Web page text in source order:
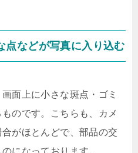
点などが写真に入り込む
面上に小さな斑点・ゴミ
のです。こちらも、カメ
がほとんどで、部品の交
になっております。